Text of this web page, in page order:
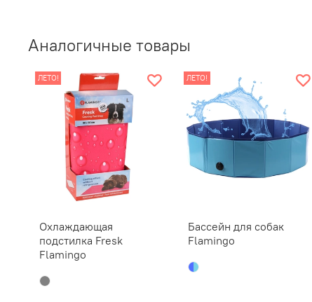
Аналогичные товары
ЛЕТО!
Охлаждающая
подстилка Fresk
Flamingo
ЛЕТО!
Бассейн для собак
Flamingo